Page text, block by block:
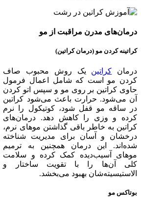
درمان‌های مدرن مراقبت از مو
کراتینه کردن مو (درمان کراتین)
درمان کراتین یک روش محبوب صاف
کردن مو است که شامل اعمال فرمول
حاوی کراتین بر روی مو و سپس اتو کردن
آن می‌شود. حرارت باعث می‌شود کراتین
در ساقه مو قفل شود، کوتیکول را نرم
کرده و وزی را کاهش دهد. درمان‌های
کراتین به خاطر باقی گذاشتن موهای نرم،
درخشان و آسان برای مدیریت شناخته
شده‌اند. این درمان همچنین به ترمیم
موهای آسیب‌دیده کمک کرده و سلامت
کلی آن‌ها را با تقویت ساختار و
الاستیسیته‌شان بهبود می‌بخشد.
بوتاکس مو